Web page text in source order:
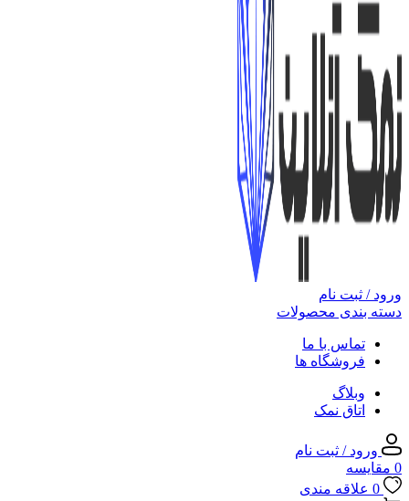
ورود / ثبت نام
دسته بندی محصولات
تماس با ما
فروشگاه ها
وبلاگ
اتاق نمک
ورود / ثبت نام
0 مقایسه
0 علاقه مندی